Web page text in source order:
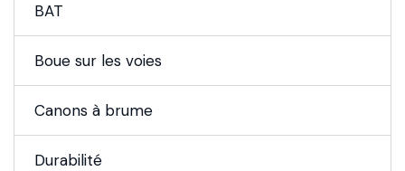
BAT
Boue sur les voies
Canons à brume
Durabilité